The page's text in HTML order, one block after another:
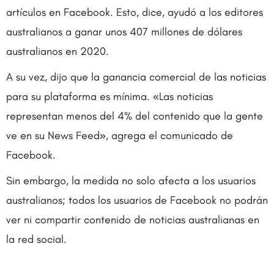
artículos en Facebook. Esto, dice, ayudó a los editores
australianos a ganar unos 407 millones de dólares
australianos en 2020.
A su vez, dijo que la ganancia comercial de las noticias
para su plataforma es mínima. «Las noticias
representan menos del 4% del contenido que la gente
ve en su News Feed», agrega el comunicado de
Facebook.
Sin embargo, la medida no solo afecta a los usuarios
australianos; todos los usuarios de Facebook no podrán
ver ni compartir contenido de noticias australianas en
la red social.